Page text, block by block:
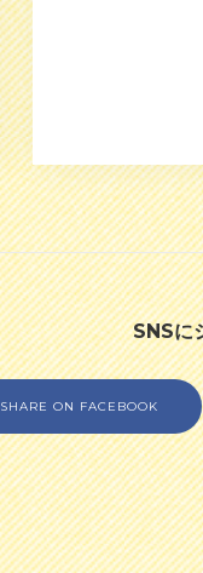
SNSに
SHARE ON FACEBOOK